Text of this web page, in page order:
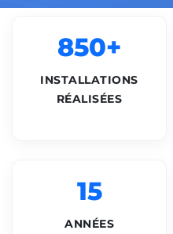
850+
INSTALLATIONS
RÉALISÉES
15
ANNÉES